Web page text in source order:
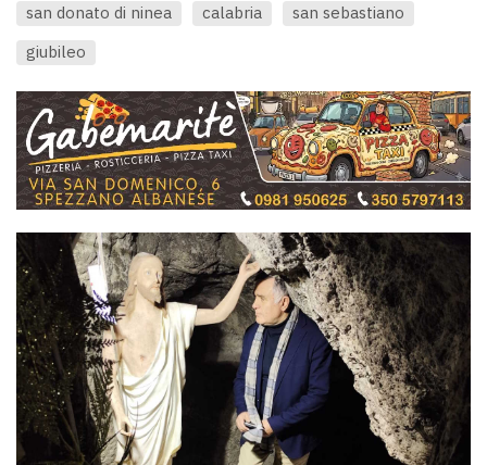
san donato di ninea calabria
san sebastiano
giubileo